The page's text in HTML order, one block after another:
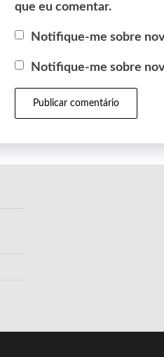
que eu comentar.
Notifique-me sobre
Notifique-me sobre